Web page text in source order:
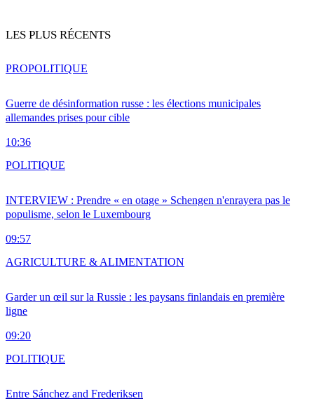
LES PLUS RÉCENTS
Guerre de désinformation russe : les élections municipales
allemandes prises pour cible
10:36
PROPOLITIQUE
INTERVIEW : Prendre « en otage » Schengen n'enrayera pas le
populisme, selon le Luxembourg
09:57
POLITIQUE
Garder un œil sur la Russie : les paysans finlandais en première
ligne
09:20
AGRICULTURE & ALIMENTATION
Entre Sánchez and Frederiksen
POLITIQUE